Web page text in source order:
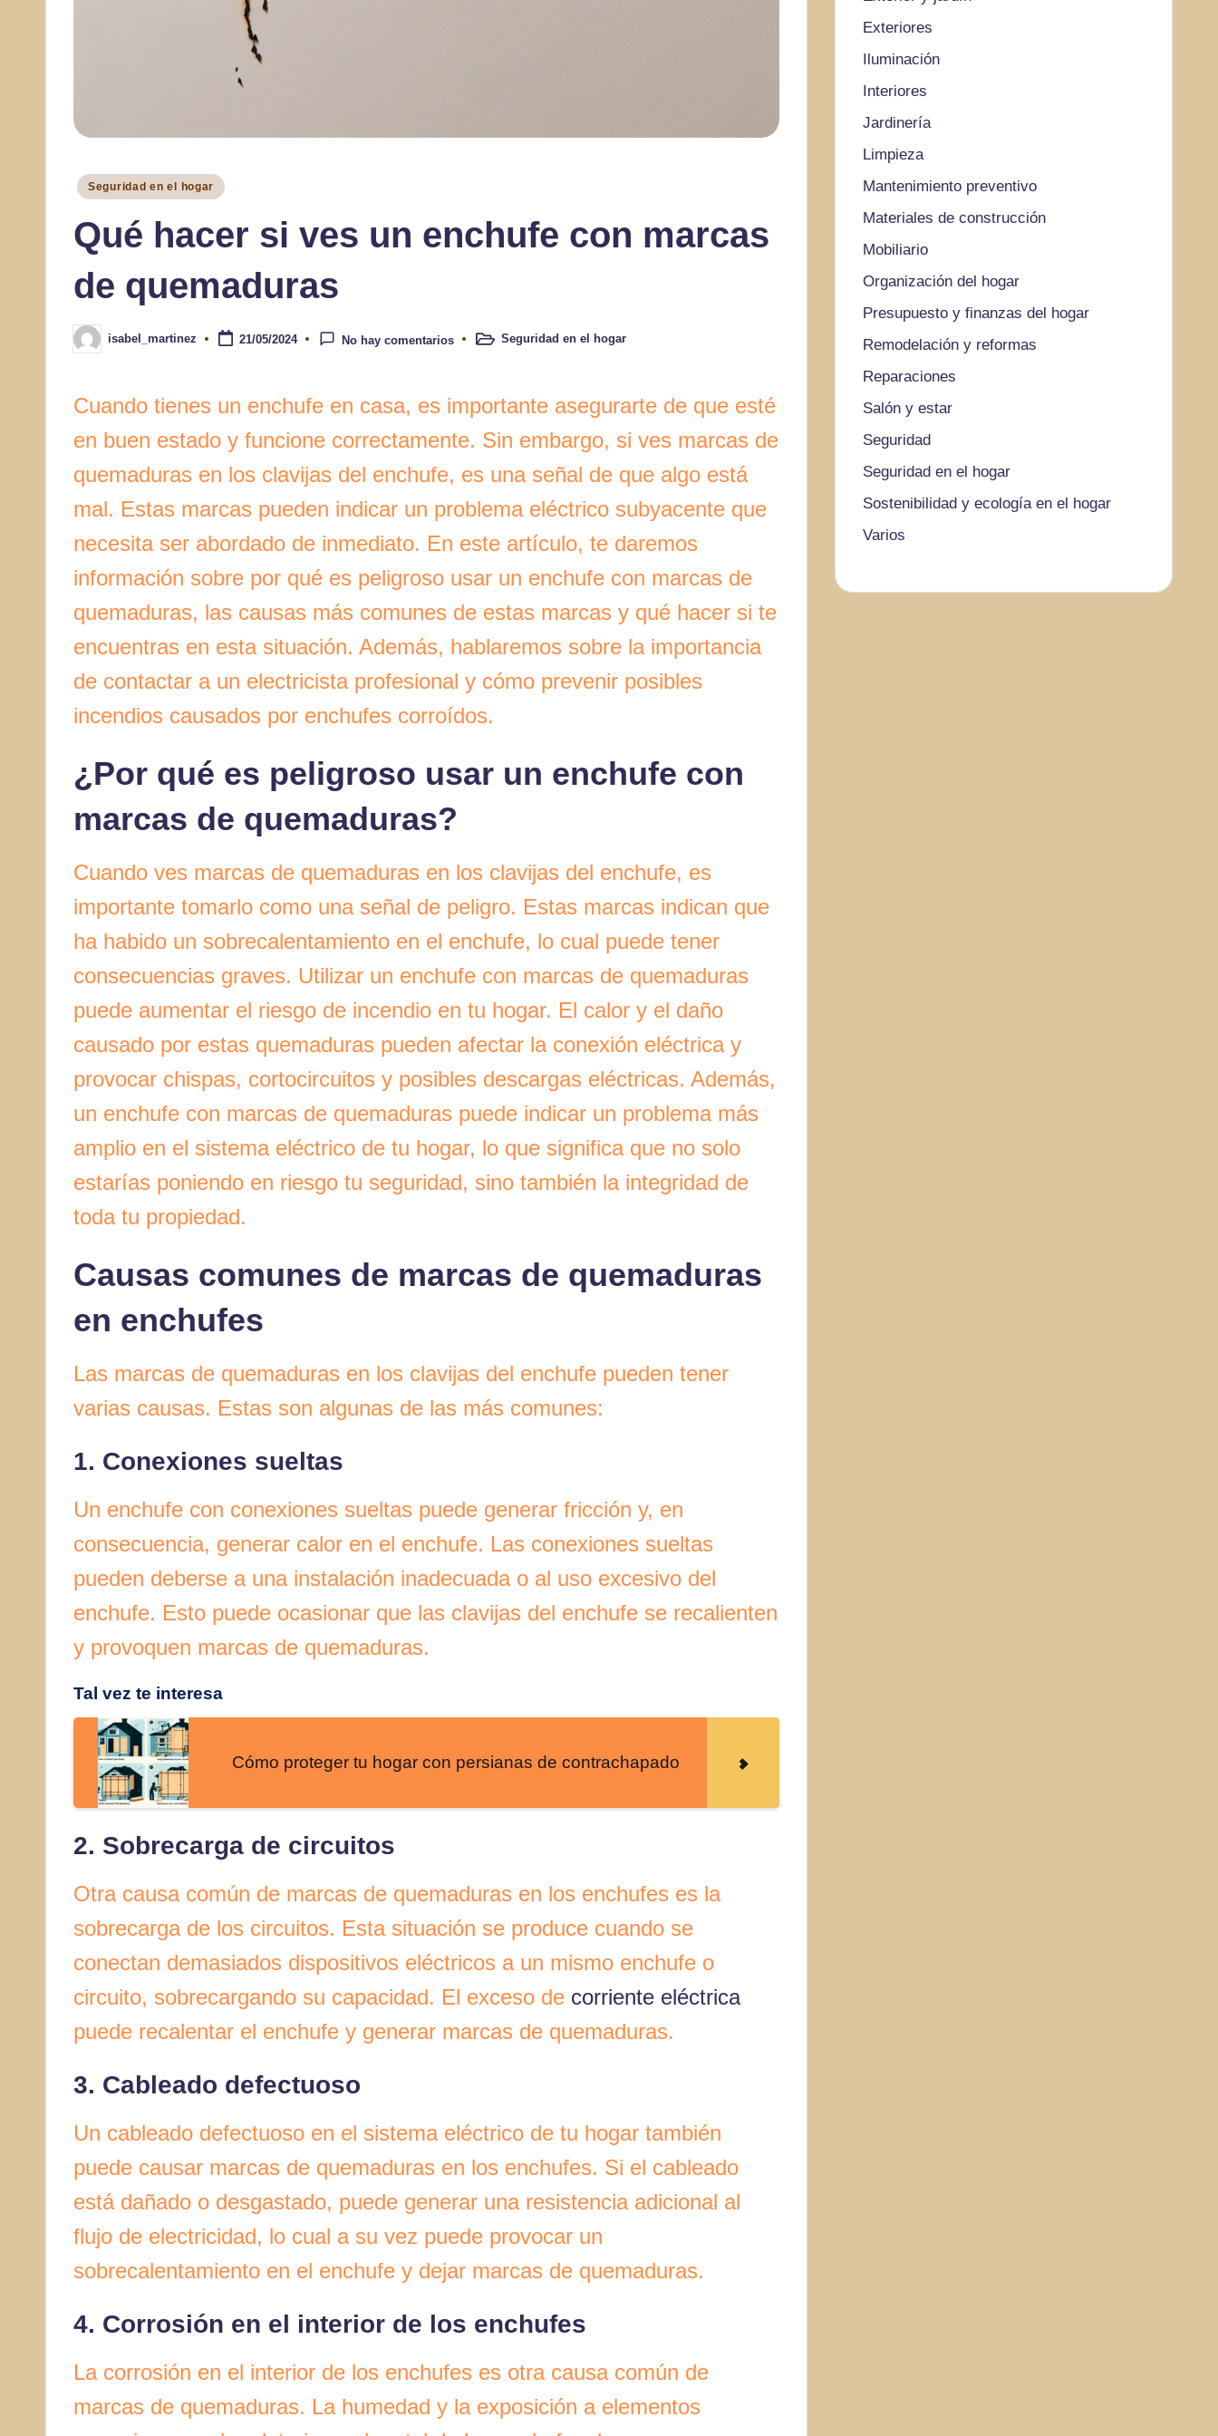
Publicado
Seguridad en el hogar
Qué hacer si ves un enchufe con marcas
de quemaduras
Publicado
por
isabel_martinez 21/05/2024 No hay comentarios
PublicadoSeguridad en el hogar
Cuando tienes un enchufe en casa, es importante asegurarte de que esté
en buen estado y funcione correctamente. Sin embargo, si ves marcas de
quemaduras en los clavijas del enchufe, es una señal de que algo está
mal. Estas marcas pueden indicar un problema eléctrico subyacente que
necesita ser abordado de inmediato. En este artículo, te daremos
información sobre por qué es peligroso usar un enchufe con marcas de
quemaduras, las causas más comunes de estas marcas y qué hacer si te
encuentras en esta situación. Además, hablaremos sobre la importancia
de contactar a un electricista profesional y cómo prevenir posibles
incendios causados por enchufes corroídos.
¿Por qué es peligroso usar un enchufe con
marcas de quemaduras?
Cuando ves marcas de quemaduras en los clavijas del enchufe, es
importante tomarlo como una señal de peligro. Estas marcas indican que
ha habido un sobrecalentamiento en el enchufe, lo cual puede tener
consecuencias graves. Utilizar un enchufe con marcas de quemaduras
puede aumentar el riesgo de incendio en tu hogar. El calor y el daño
causado por estas quemaduras pueden afectar la conexión eléctrica y
provocar chispas, cortocircuitos y posibles descargas eléctricas. Además,
un enchufe con marcas de quemaduras puede indicar un problema más
amplio en el sistema eléctrico de tu hogar, lo que significa que no solo
estarías poniendo en riesgo tu seguridad, sino también la integridad de
toda tu propiedad.
Causas comunes de marcas de quemaduras
en enchufes
Las marcas de quemaduras en los clavijas del enchufe pueden tener
varias causas. Estas son algunas de las más comunes:
1. Conexiones sueltas
Un enchufe con conexiones sueltas puede generar fricción y, en
consecuencia, generar calor en el enchufe. Las conexiones sueltas
pueden deberse a una instalación inadecuada o al uso excesivo del
enchufe. Esto puede ocasionar que las clavijas del enchufe se recalienten
y provoquen marcas de quemaduras.
Tal vez te interesa
Cómo proteger tu hogar con persianas de contrachapado
2. Sobrecarga de circuitos
Otra causa común de marcas de quemaduras en los enchufes es la
sobrecarga de los circuitos. Esta situación se produce cuando se
conectan demasiados dispositivos eléctricos a un mismo enchufe o
circuito, sobrecargando su capacidad. El exceso de corriente eléctrica
puede recalentar el enchufe y generar marcas de quemaduras.
3. Cableado defectuoso
Un cableado defectuoso en el sistema eléctrico de tu hogar también
puede causar marcas de quemaduras en los enchufes. Si el cableado
está dañado o desgastado, puede generar una resistencia adicional al
flujo de electricidad, lo cual a su vez puede provocar un
sobrecalentamiento en el enchufe y dejar marcas de quemaduras.
4. Corrosión en el interior de los enchufes
La corrosión en el interior de los enchufes es otra causa común de
marcas de quemaduras. La humedad y la exposición a elementos
Exteriores
Iluminación
Interiores
Jardinería
Limpieza
Mantenimiento preventivo
Materiales de construcción
Mobiliario
Organización del hogar
Presupuesto y finanzas del hogar
Remodelación y reformas
Reparaciones
Salón y estar
Seguridad
Seguridad en el hogar
Sostenibilidad y ecología en el hogar
Varios